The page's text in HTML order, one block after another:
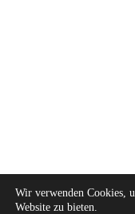
Wir verwenden Cookies,
Website zu bieten.